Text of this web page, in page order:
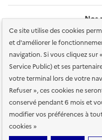
Ce site utilise des cookies
et d'améliorer le
navigation. Si vous cliquez sur
Service Public) et ses
votre terminal lors de votre
Refuser », ces cookies ne
conservé pendant 6 mois et
modifier vos préférences à
cookies »
Nos
Plan du site Accessibilité :
services en ligne Mentions
Conditions générales